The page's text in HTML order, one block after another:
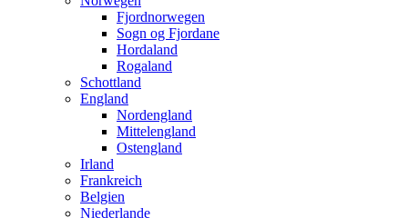
Fjordnorwegen
Sogn og Fjordane
Hordaland
Rogaland
Schottland
England
Nordengland
Mittelengland
Ostengland
Irland
Frankreich
Belgien
Niederlande